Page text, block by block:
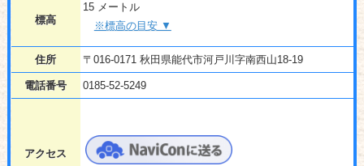
標高
15 メートル
※標高の目安 ▼
住所 〒016-0171 秋田県能代市河戸川字南西山18-19
電話番号 0185-52-5249
アクセス